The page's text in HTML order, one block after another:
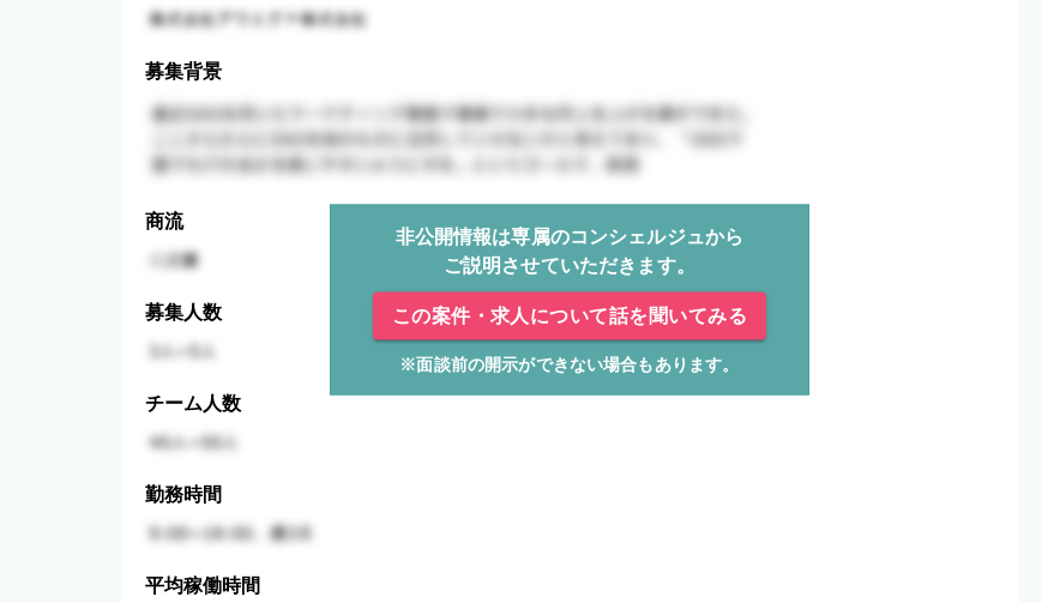
募集背景
商流
非公開情報は専属のコンシェルジュから
ご説明させていただきます。
この案件・求人について話を聞いてみる
※面談前の開示ができない場合もあります。
募集人数
チーム人数
勤務時間
平均稼働時間